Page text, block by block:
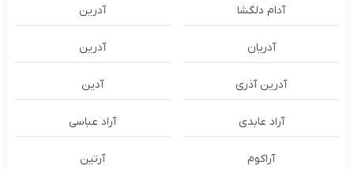
آدام دلگشا آدرين
آدریان آدرین
آدرین آذری آدین
آراد عابدی آراد عباسی
آراکوم آرتین